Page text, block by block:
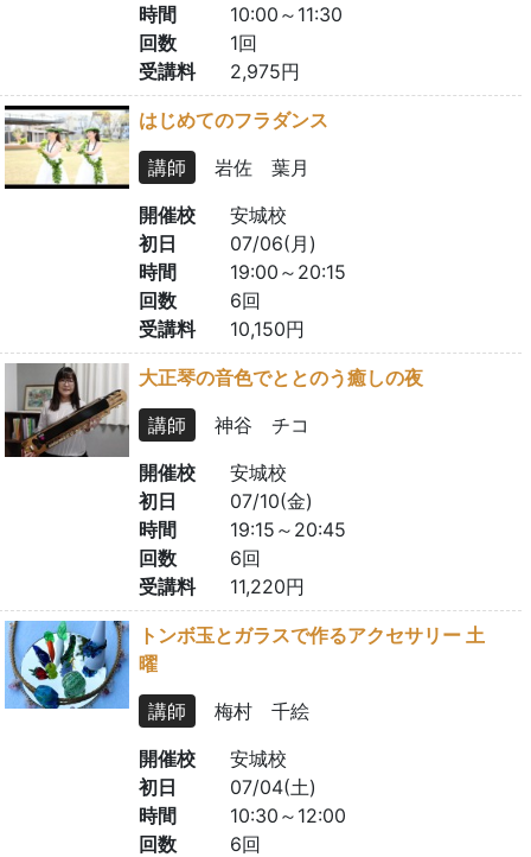
時間
10:00～11:30
回数
1回
受講料
2,975円
はじめてのフラダンス
講師
岩佐 葉月
開催校
安城校
初日
07/06(月)
時間
19:00～20:15
回数
6回
受講料
10,150円
大正琴の音色でととのう癒しの夜
講師
神谷 チコ
開催校
安城校
初日
07/10(金)
時間
19:15～20:45
回数
6回
受講料
11,220円
トンボ玉とガラスで作るアクセサリー 土
曜
講師
梅村 千絵
開催校
安城校
初日
07/04(土)
時間
10:30～12:00
回数
6回